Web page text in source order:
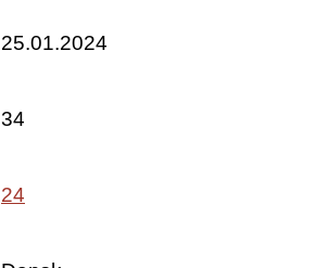
25.01.2024
34
24